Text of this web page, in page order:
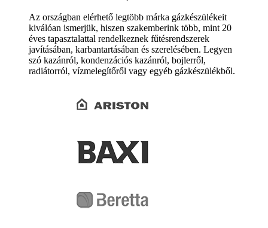
Az országban elérhető legtöbb márka gázkészülékeit
kiválóan ismerjük, hiszen szakemberink több, mint 20
éves tapasztalattal rendelkeznek fűtésrendszerek
javításában, karbantartásában és szerelésében. Legyen
szó kazánról, kondenzációs kazánról, bojlerről,
radiátorról, vízmelegítőről vagy egyéb gázkészülékből.